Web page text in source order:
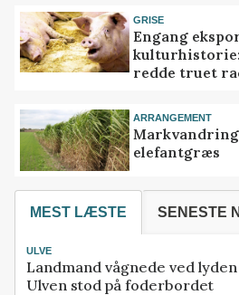
GRISE
Engang
kulturhistorie:
redde truet
ARRANGEMENT
elefantgræs
MEST LÆSTE SENESTE
ULVE
Landmand vågnede ved
Ulven stod på foderbordet